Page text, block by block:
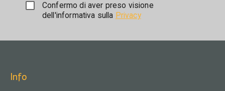
Confermo di aver preso visione
dell'informativa sulla Privacy
Info